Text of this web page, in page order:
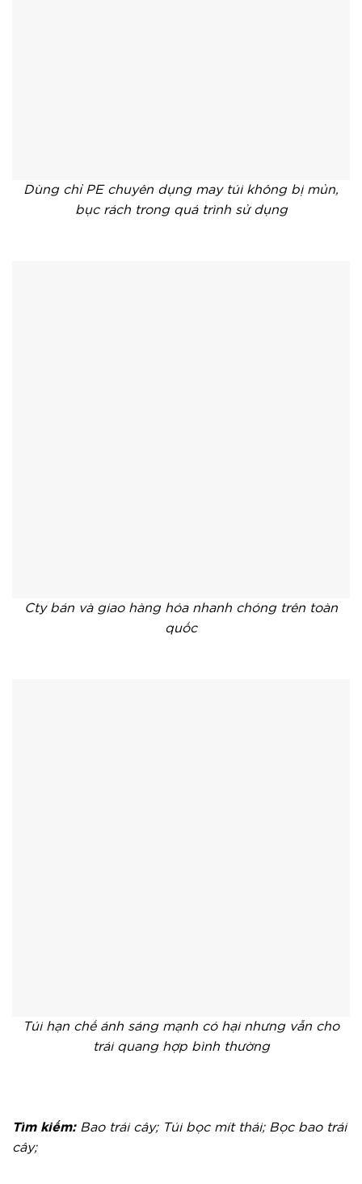
Dùng chỉ PE chuyên dụng may túi không bị mủn,
bục rách trong quá trình sử dụng
Cty bán và giao hàng hóa nhanh chóng trên toàn
quốc
Túi hạn chế ánh sáng mạnh có hại nhưng vẫn cho
trái quang hợp bình thường
Tìm kiếm:Bao trái cây; Túi bọc mít thái; Bọc bao trái
cây;